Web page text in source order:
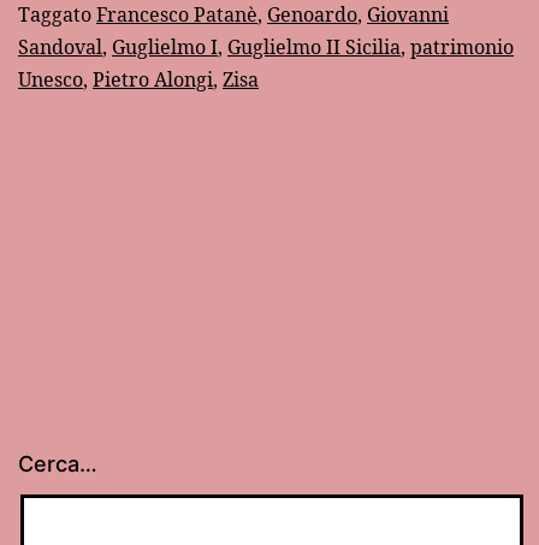
TaggatoFrancesco Patanè, Genoardo, Giovanni
Sandoval, Guglielmo I, Guglielmo II Sicilia, patrimonio
Unesco, Pietro Alongi, Zisa
Cerca…